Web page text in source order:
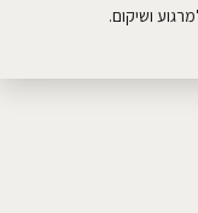
ושיקום.